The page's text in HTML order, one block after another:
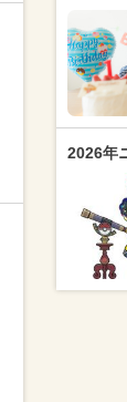
2026年